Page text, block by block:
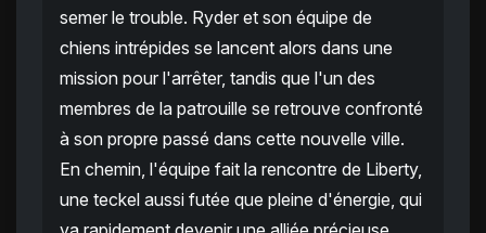
semer le trouble. Ryder et son équipe de
chiens intrépides se lancent alors dans une
mission pour l'arrêter, tandis que l'un des
membres de la patrouille se retrouve confronté
à son propre passé dans cette nouvelle ville.
En chemin, l'équipe fait la rencontre de Liberty,
une teckel aussi futée que pleine d'énergie, qui